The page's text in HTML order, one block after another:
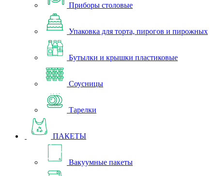
Приборы столовые
Упаковка для торта, пирогов и пирожных
Бутылки и крышки пластиковые
Соусницы
Тарелки
ПАКЕТЫ
Вакуумные пакеты